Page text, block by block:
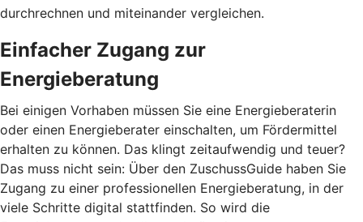
durchrechnen und miteinander vergleichen.
Einfacher Zugang zur
Energieberatung
Bei einigen Vorhaben müssen Sie eine Energieberaterin
oder einen Energieberater einschalten, um Fördermittel
erhalten zu können. Das klingt zeitaufwendig und teuer?
Das muss nicht sein: Über den ZuschussGuide haben Sie
Zugang zu einer professionellen Energieberatung, in der
viele Schritte digital stattfinden. So wird die